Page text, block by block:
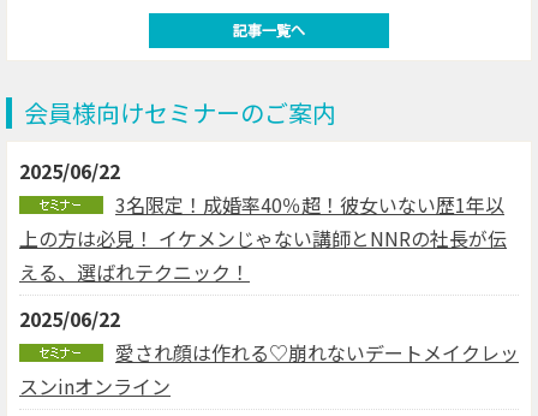
会員様向けセミナーのご案内
2025/06/22
3名限定！成婚率40％超！彼女いない歴1年以
上の方は必見！ イケメンじゃない講師とNNRの社長が伝
える、選ばれテクニック！
2025/06/22
愛され顔は作れる♡崩れないデートメイクレッ
スンinオンライン